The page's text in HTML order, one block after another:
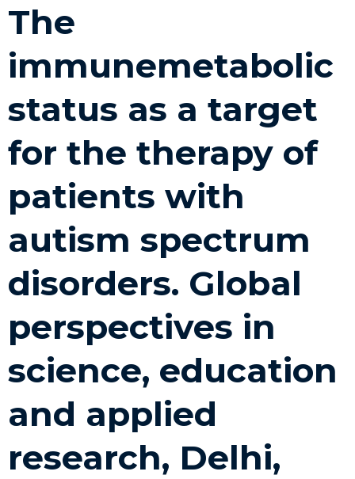
The
immunemetabolic
status as a target
for the therapy of
patients with
autism spectrum
disorders. Global
perspectives in
science, education
and applied
research, Delhi,